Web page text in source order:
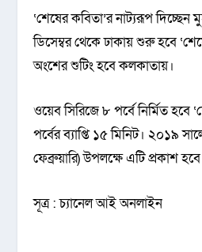
‘শেষের কবিতা’র নাট্যরূপ দিচ্ছেন
ডিসেম্বর থেকে ঢাকায় শুরু হবে
অংশের শুটিং হবে কলকাতায়।
ওয়েব সিরিজে ৮ পর্বে নির্মিত হবে
পর্বের ব্যাপ্তি ১৫ মিনিট। ২০১৯
ফেব্রুয়ারি) উপলক্ষে এটি প্রকাশ
সূত্র : চ্যানেল আই অনলাইন